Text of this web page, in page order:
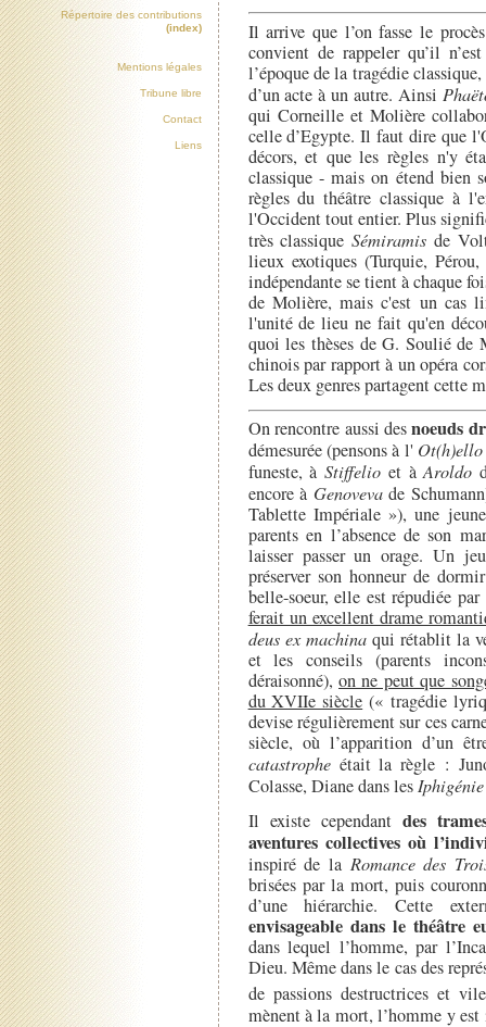
Il arrive que l’on fasse le
convient de rappeler qu’il
l’époque de la tragédie
d’un acte à un autre. Ainsi
qui Corneille et Molière
celle d’Egypte. Il faut dire que
décors, et que les règles n'y
classique - mais on étend bien
règles du théâtre classique à
l'Occident tout entier. Plus
très classiqueSémiramis de
lieux exotiques (Turquie,
indépendante se tient à chaque
de Molière, mais c'est un cas
l'unité de lieu ne fait qu'en
quoi les thèses de G. Soulié de
chinois par rapport à un opéra
Les deux genres partagent cette
On rencontre aussi desnoeuds
démesurée (pensons à l' Ot(h)ello
funeste, àStiffelio et àAroldo
encore à Genovevade
Tablette Impériale »), une
parents en l’absence de son
laisser passer un orage. Un
préserver son honneur de
belle-soeur, elle est répudiée
ferait un excellent drame
deus ex machinaqui rétablit la
et les conseils (parents
déraisonné),on ne peut que
du XVIIe siècle (« tragédie
devise régulièrement sur ces
siècle, où l’apparition d’un
catastropheétait la règle :
Colasse, Diane dans les
Il existe cependant des
aventures collectives où
inspiré de la Romance des
brisées par la mort, puis
d’une hiérarchie. Cette
envisageable dans le théâtre
dans lequel l’homme, par
Dieu. Même dans le cas des
de passions destructrices et
mènent à la mort, l’homme y
Répertoire des contributions
(index)
Mentions légales
Tribune libre
Contact
Liens